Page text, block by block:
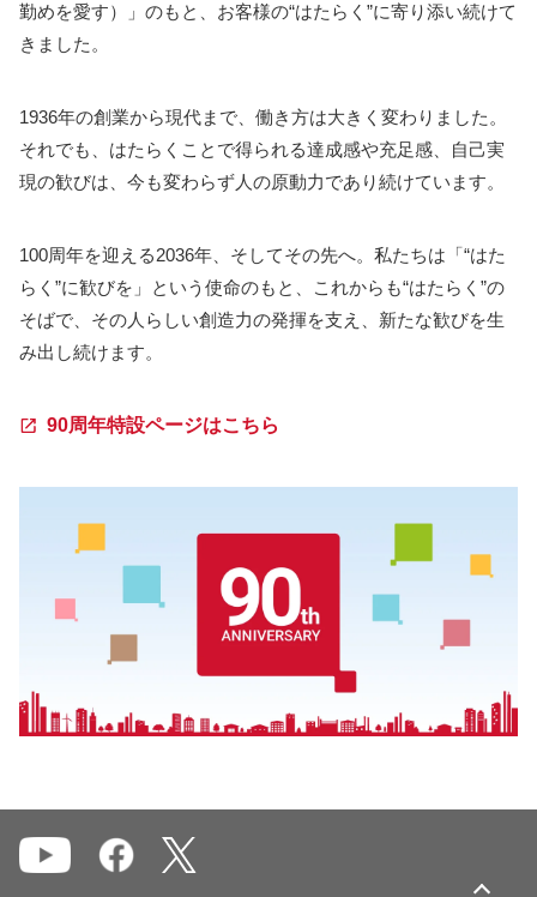
勤めを愛す）」のもと、お客様の“はたらく”に寄り添い続けて
きました。
1936年の創業から現代まで、働き方は大きく変わりました。
それでも、はたらくことで得られる達成感や充足感、自己実
現の歓びは、今も変わらず人の原動力であり続けています。
100周年を迎える2036年、そしてその先へ。私たちは「“はた
らく”に歓びを」という使命のもと、これからも“はたらく”の
そばで、その人らしい創造力の発揮を支え、新たな歓びを生
み出し続けます。
90周年特設ページはこちら